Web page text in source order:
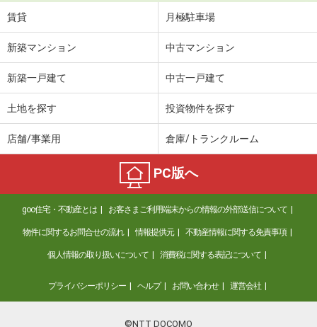
賃貸 月極駐車場
新築マンション 中古マンション
新築一戸建て 中古一戸建て
土地を探す 投資物件を探す
店舗/事業用 倉庫/トランクルーム
PC版へ
goo住宅・不動産とは お客さまご利用端末からの情報の外部送信について
物件に関するお問合せの流れ 情報提供元 不動産情報に関する免責事項
個人情報の取り扱いについて 消費税に関する表記について
プライバシーポリシー ヘルプ お問い合わせ 運営会社
©NTT DOCOMO